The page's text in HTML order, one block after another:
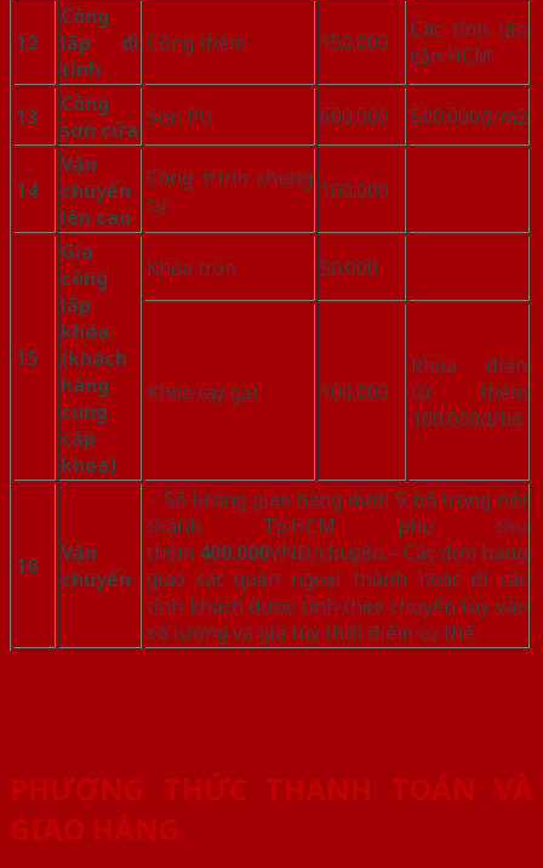
12
Công
lắp đi
tỉnh
Cộng thêm 150.000
Các tỉnh lân
cận HCM
13
Công
sơn cửa Sơn PU 600.000 500.000đ/m2
14
Vận
chuyển
lên cao
Công trình chung
cư
100.000
15
Gia
công
lắp
khóa
(khách
hàng
cung
cấp
khóa)
Khóa tròn 50.000
Khóa tay gạt 100.000
Khóa điện
tử thêm
100.000đ/bộ
16
Vận
chuyển
– Số lượng giao hàng dưới 5 bộ trong nội
thành Tp.HCM phụ thu
thêm 400.000VNĐ/chuyến.– Các đơn hàng
giao các quận ngoại thành hoặc đi các
tỉnh khách được tính theo chuyến tùy vào
số lượng và giá tùy thời điểm cụ thể.
PHƯƠNG THỨC THANH TOÁN VÀ
GIAO HÀNG